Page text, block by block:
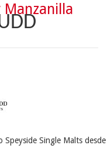
Speyside Single Malts
Manzanilla